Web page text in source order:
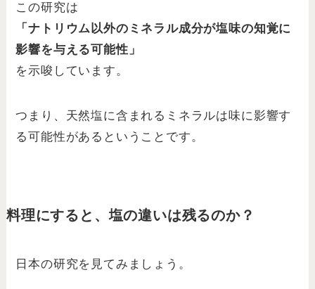
この研究は
「ナトリウム以外のミネラル成分が塩味の知覚に
影響を与える可能性 」
を示唆しています。
つまり、天然塩に含まれるミネラルは味に影響す
る可能性があるということです。
料理にすると、塩の違いは残るのか？
日本の研究を見てみましょう。